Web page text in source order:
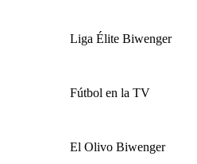
Liga Élite Biwenger
Fútbol en la TV
El Olivo Biwenger